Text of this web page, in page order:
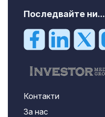
Последвайте ни...
Контакти
За нас